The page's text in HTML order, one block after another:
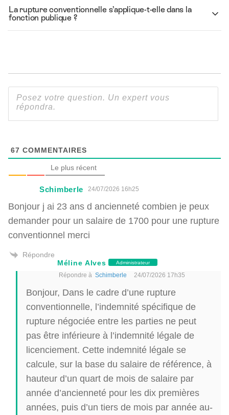
La rupture conventionnelle s’applique-t-elle dans la
fonction publique ?
67 COMMENTAIRES
Le plus récent
Schimberle 24/07/2026 16h25
Bonjour j ai 23 ans d ancienneté combien je peux
demander pour un salaire de 1700 pour une rupture
conventionnel merci
Répondre
Méline Alves
Administrateur
Répondre à Schimberle 24/07/2026 17h35
Bonjour, Dans le cadre d’une rupture
conventionnelle, l’indemnité spécifique de
rupture négociée entre les parties ne peut
pas être inférieure à l’indemnité légale de
licenciement. Cette indemnité légale se
calcule, sur la base du salaire de référence, à
hauteur d’un quart de mois de salaire par
année d’ancienneté pour les dix premières
années, puis d’un tiers de mois par année au-